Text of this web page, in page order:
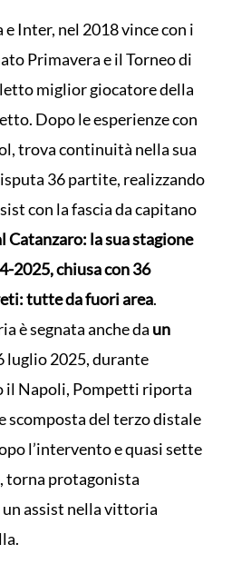
Inter, nel 2018 vince con i
Primavera e il Torneo di
miglior giocatore della
Dopo le esperienze con
trova continuità nella sua
36 partite, realizzando
con la fascia da capitano
Catanzaro: la sua stagione
2025, chiusa con 36
tutte da fuori area.
è segnata anche da un
luglio 2025, durante
il Napoli, Pompetti riporta
scomposta del terzo distale
l’intervento e quasi sette
torna protagonista
un assist nella vittoria